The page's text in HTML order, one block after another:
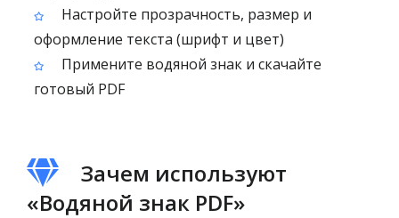
Настройте прозрачность, размер и
оформление текста (шрифт и цвет)
Примените водяной знак и скачайте
готовый PDF
Зачем используют
«Водяной знак PDF»